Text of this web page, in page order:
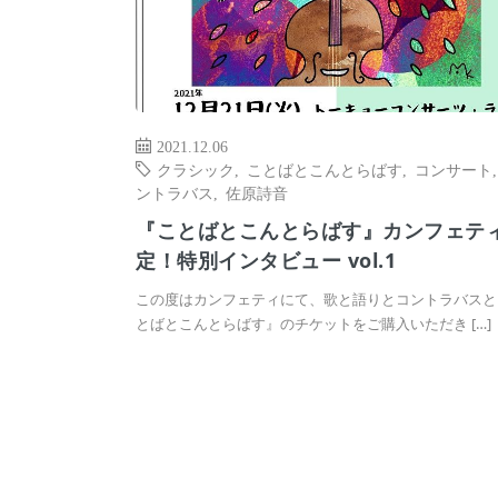
2021.12.06
クラシック
ことばとこんとらばす コンサート
ントラバス
佐原詩音
『ことばとこんとらばす』カンフェテ
定！特別インタビュー vol.1
この度はカンフェティにて、歌と語りとコントラバスと
とばとこんとらばす』のチケットをご購入いただき […]